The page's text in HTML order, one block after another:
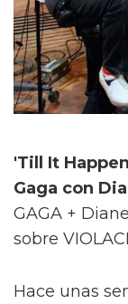
'Till It
Gaga con
GAGA +
sobre
Hace unas